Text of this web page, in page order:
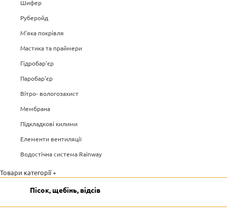
Шифер
Руберойд
М'яка покрівля
Мастика та праймери
Гідробар'єр
Паробар'єр
Вітро- вологозахист
Мембрана
Підкладкові килими
Елементи вентиляції
Водостічна система Rainway
Товари категорії +
Пісок, щебінь, відсів